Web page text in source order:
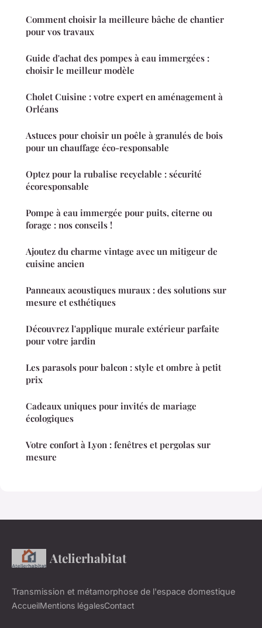
Comment choisir la meilleure bâche de chantier
pour vos travaux
Guide d'achat des pompes à eau immergées :
choisir le meilleur modèle
Cholet Cuisine : votre expert en aménagement à
Orléans
Astuces pour choisir un poêle à granulés de bois
pour un chauffage éco-responsable
Optez pour la rubalise recyclable : sécurité
écoresponsable
Pompe à eau immergée pour puits, citerne ou
forage : nos conseils !
Ajoutez du charme vintage avec un mitigeur de
cuisine ancien
Panneaux acoustiques muraux : des solutions sur
mesure et esthétiques
Découvrez l'applique murale extérieur parfaite
pour votre jardin
Les parasols pour balcon : style et ombre à petit
prix
Cadeaux uniques pour invités de mariage
écologiques
Votre confort à Lyon : fenêtres et pergolas sur
mesure
Atelierhabitat
Transmission et métamorphose de l'espace domestique
AccueilMentions légalesContact